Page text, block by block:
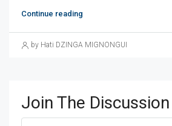
Continue reading
by Hati DZINGA MIGNONGUI
Join The Discussion